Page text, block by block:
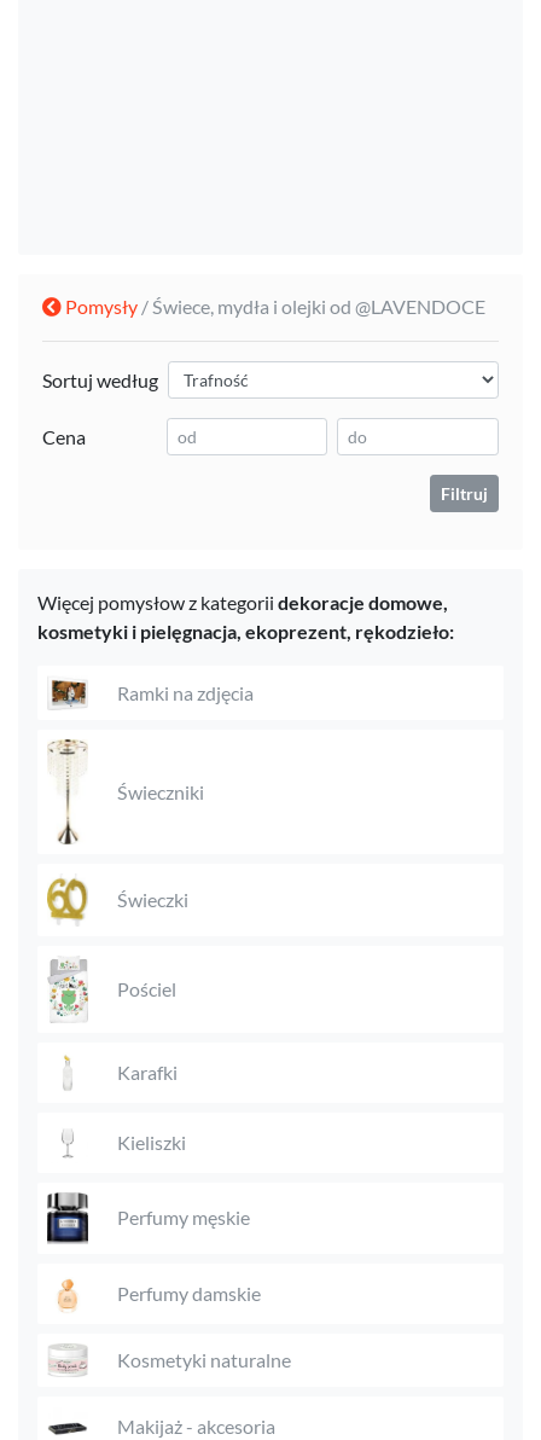
Pomysły / Świece, mydła i olejki od @LAVENDOCE
Sortuj według
Cena
Filtruj
Więcej pomysłow z kategorii dekoracje domowe,
kosmetyki i pielęgnacja, ekoprezent, rękodzieło:
Ramki na zdjęcia
Świeczniki
Świeczki
Pościel
Karafki
Kieliszki
Perfumy męskie
Perfumy damskie
Kosmetyki naturalne
Makijaż - akcesoria